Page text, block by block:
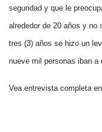
seguridad y que le
alrededor de 20 años y no
tres (3) años se hizo un
nueve mil personas iban
Vea entrevista completa